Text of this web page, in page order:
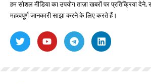
हम सोशल मीडिया का उपयोग ताज़ा खबरों पर प्रतिक्रिया
महत्वपूर्ण जानकारी साझा करने के लिए करते हैं।